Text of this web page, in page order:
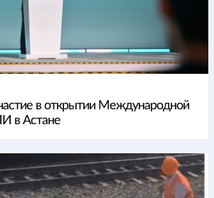
в открытии Международной
в Астане